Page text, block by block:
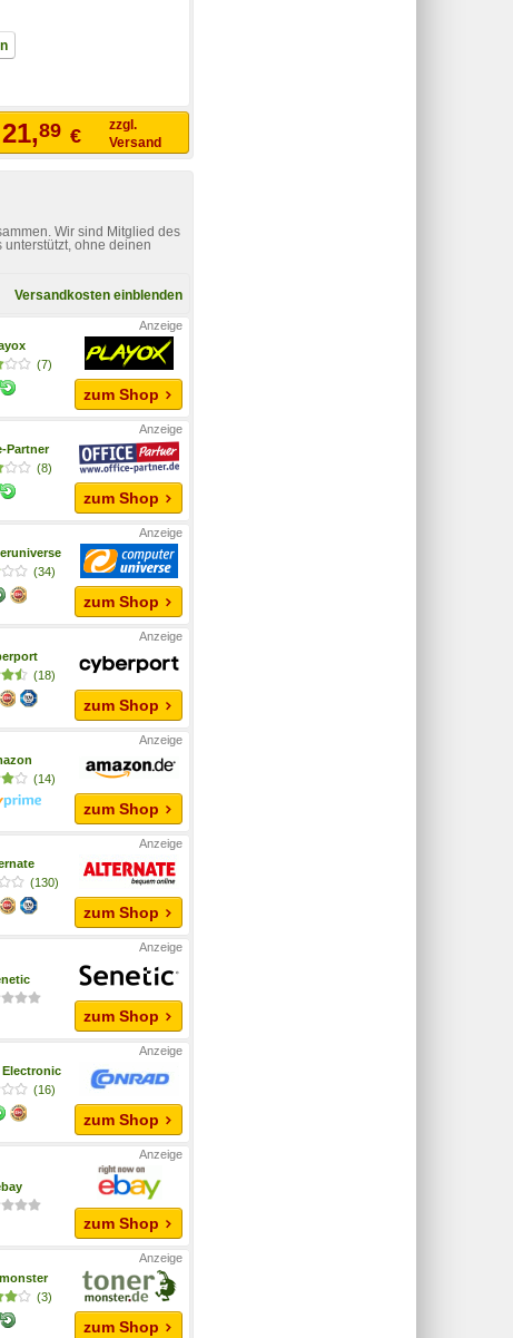
21,89 €
zzgl.
Versand
Wir sind Mitglied des
unterstützt, ohne deinen
Versandkosten einblenden
(7)
zum Shop
Partner
(8)
zum Shop
(34)
zum Shop
(18)
zum Shop
(14)
zum Shop
(130)
zum Shop
zum Shop
(16)
zum Shop
zum Shop
(3)
zum Shop